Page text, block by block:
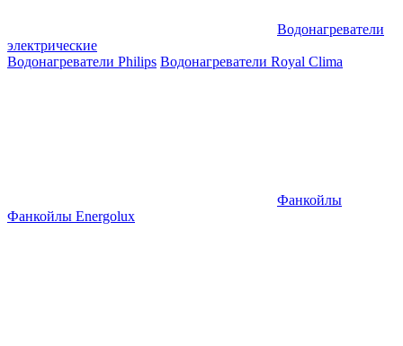
Водонагреватели
электрические
Водонагреватели Philips Водонагреватели Royal Clima
Фанкойлы
Фанкойлы Energolux